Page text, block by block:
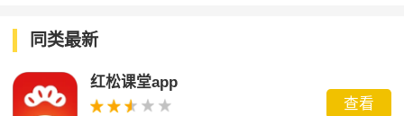
同类最新
红松课堂app
查看